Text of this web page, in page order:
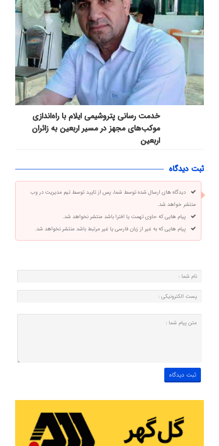
خدمت رسانی پتروشیمی ایلام با راه‌اندازی
موکب‌های مجهز در مسیر اربعین به زائران
اربعین
ثبت دیدگاه
دیدگاه های ارسال شده توسط شما، پس از تایید توسط تیم مدیریت در وب
منتشر خواهد شد.
پیام هایی که حاوی تهمت یا افترا باشد منتشر نخواهد شد.
پیام هایی که به غیر از زبان فارسی یا غیر مرتبط باشد منتشر نخواهد شد.